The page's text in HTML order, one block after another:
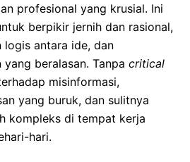
profesional yang krusial. Ini
berpikir jernih dan rasional,
logis antara ide, dan
beralasan. Tanpa critical
misinformasi,
yang buruk, dan sulitnya
kompleks di tempat kerja
hari.